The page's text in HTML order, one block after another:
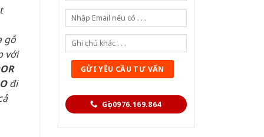
Gọi 0976.169.864
gỗ
với
đi